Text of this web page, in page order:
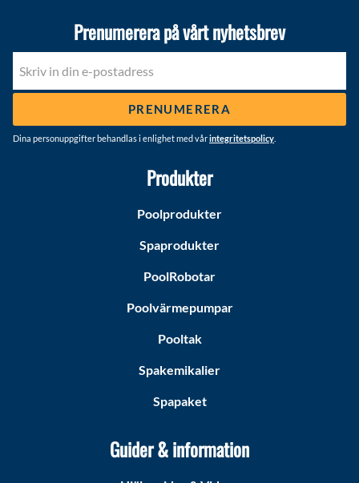
Prenumerera på vårt nyhetsbrev
PRENUMERERA
Dina personuppgifter behandlas i enlighet med vårintegritetspolicy
Produkter
Poolprodukter
Spaprodukter
PoolRobotar
Poolvärmepumpar
Pooltak
Spakemikalier
Spapaket
Guider & information